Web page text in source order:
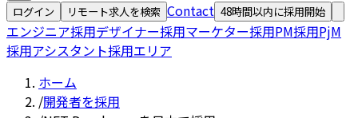
ログイン リモート求人を検索 Contact 48時間以内に採用開始
エンジニア採用デザイナー採用マーケター採用PM採用PjM
採用アシスタント採用エリア
ホーム
/開発者を採用